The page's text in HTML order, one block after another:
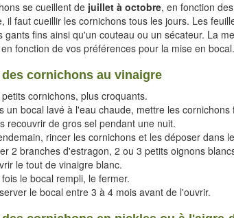
se cueillent de juillet à octobre, en fonction
il faut cueillir les cornichons tous les jours. Les
gants fins ainsi qu'un couteau ou un sécateur. La
fonction de vos préférences pour la mise en
des cornichons au vinaigre
cornichons, plus croquants.
un bocal lavé à l'eau chaude, mettre les
recouvrir de gros sel pendant une nuit.
rincer les cornichons et les déposer dans
2 branches d'estragon, 2 ou 3 petits oignons
le tout de vinaigre blanc.
fois le bocal rempli, le fermer.
le bocal entre 3 à 4 mois avant de l'ouvrir.